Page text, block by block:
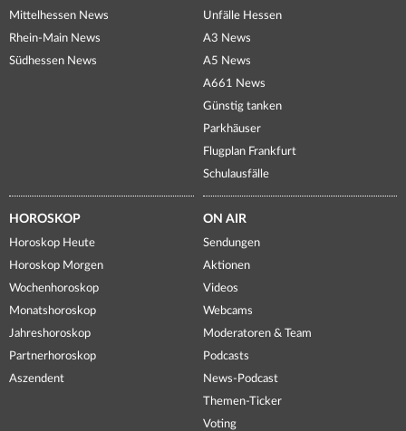
Mittelhessen News
Rhein-Main News
Südhessen News
Unfälle Hessen
A3 News
A5 News
A661 News
Günstig tanken
Parkhäuser
Flugplan Frankfurt
Schulausfälle
HOROSKOP
Horoskop Heute
Horoskop Morgen
Wochenhoroskop
Monatshoroskop
Jahreshoroskop
Partnerhoroskop
Aszendent
ON AIR
Sendungen
Aktionen
Videos
Webcams
Moderatoren & Team
Podcasts
News-Podcast
Themen-Ticker
Voting